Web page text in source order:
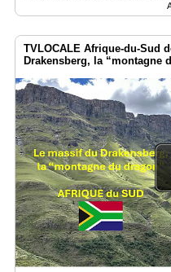
Rubriques
Blogs
propos
Adhésion
Devenir
partenaire
Place
de
Marché
TVLOCALE Afrique-du-Sud
Drakensberg, la “montagne